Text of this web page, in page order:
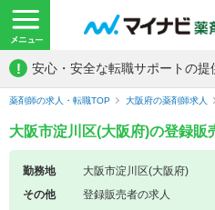
! 安心・安全な転職サポートの提
薬剤師の求人・転職TOP 大阪府の薬剤師求人
大阪市淀川区(大阪府)の登録販
勤務地
大阪市淀川区(大阪府)
その他
登録販売者の求人